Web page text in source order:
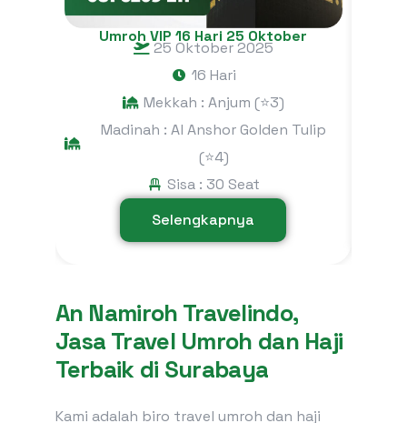
Umroh VIP 16 Hari 25 Oktober
25 Oktober 2025
16 Hari
Mekkah : Anjum (⭐3)
Madinah : Al Anshor Golden Tulip
(⭐4)
Sisa : 30 Seat
Selengkapnya
An Namiroh Travelindo,
Jasa Travel Umroh dan Haji
Terbaik di Surabaya
Kami adalah biro travel umroh dan haji